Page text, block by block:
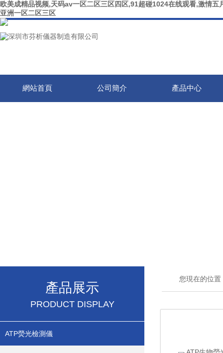
欧美成精品视频,天码av一区二区三区四区,91超碰1024在线观看,激情
亚洲一区二区三区
網站首頁 公司簡介 產品中心
產品展示
PRODUCT DISPLAY
ATP熒光檢測儀
您現在的位置